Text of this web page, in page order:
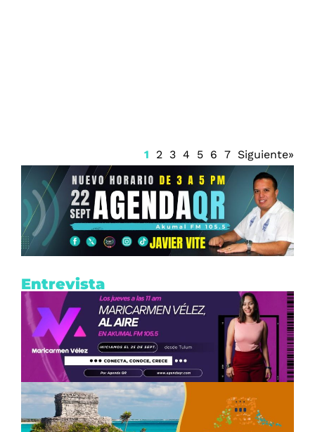
1 2 3 4 5 6 7 Siguiente»
Entrevista